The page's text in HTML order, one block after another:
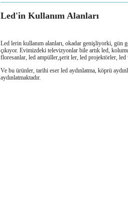
Led'in Kullanım Alanları
Led lerin kullanım alanları, okadar genişliyorki, gün
çıkıyor. Evimizdeki televizyonlar bile artık led,
floresanlar, led ampüller,şerit ler, led projektörler,
Ve bu ürünler, tarihi eser led aydınlatma, köprü
aydınlatmaktadır.